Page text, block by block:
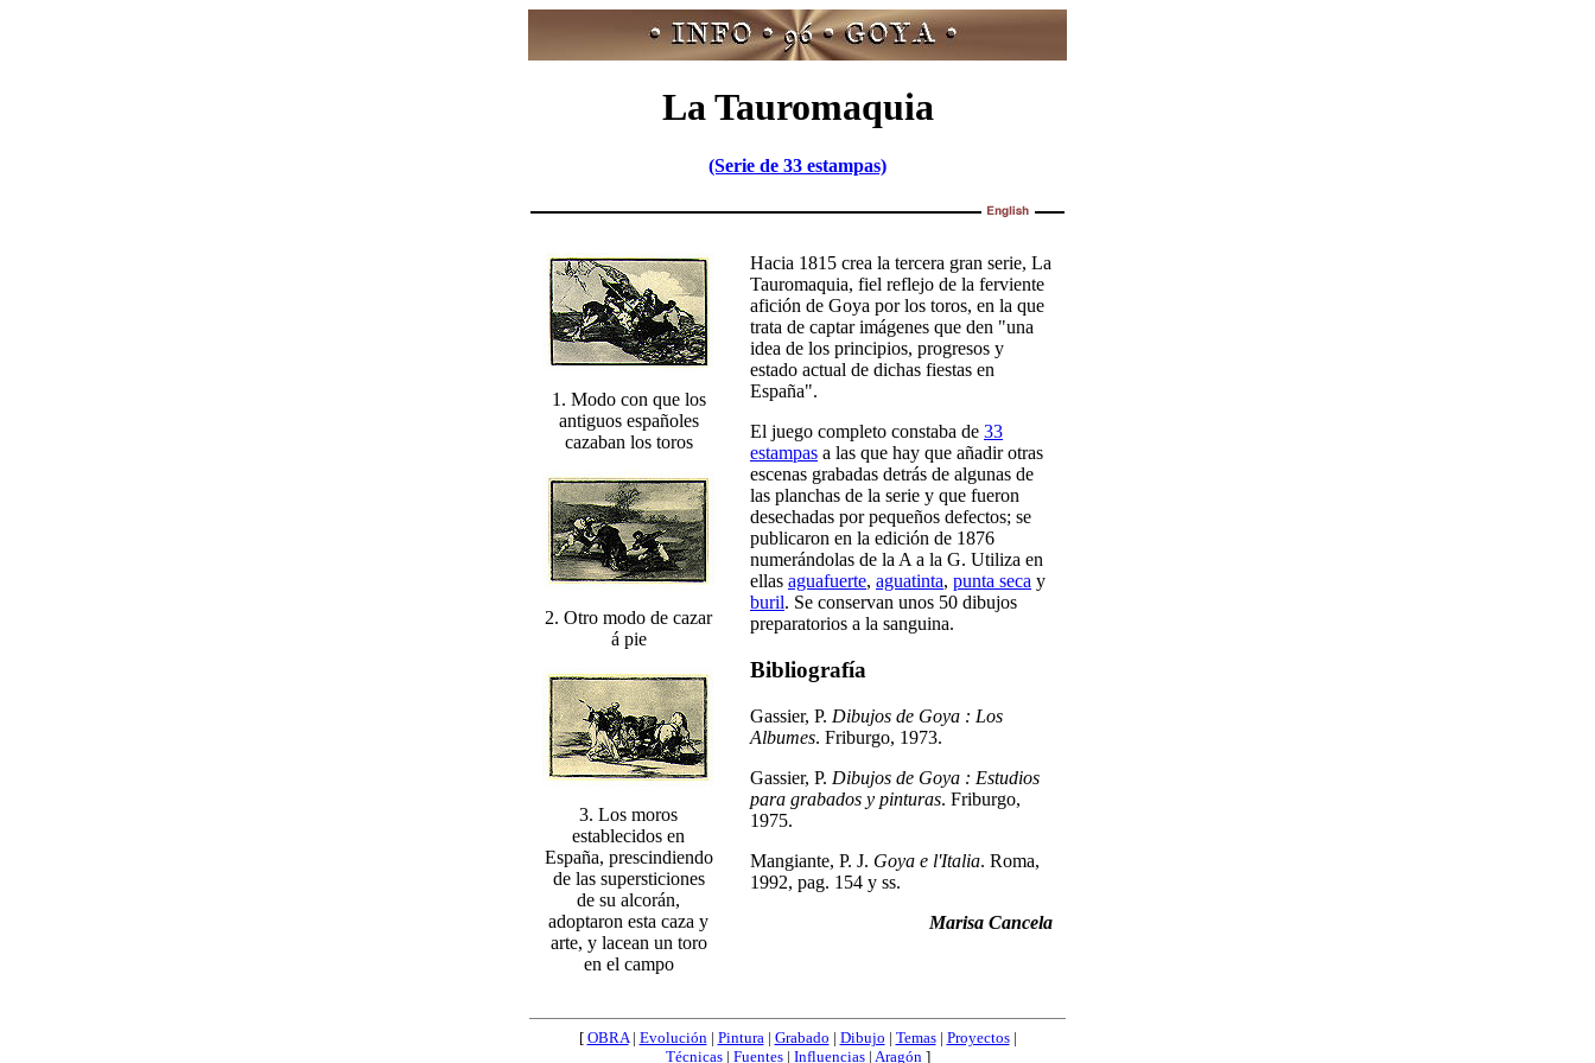
La Tauromaquia
(Serie de 33 estampas)
Hacia 1815 crea la tercera gran serie, La
Tauromaquia, fiel reflejo de la ferviente
afición de Goya por los toros, en la que
trata de captar imágenes que den "una
idea de los principios, progresos y
estado actual de dichas fiestas en
España".
El juego completo constaba de 33
estampas a las que hay que añadir otras
escenas grabadas detrás de algunas de
las planchas de la serie y que fueron
desechadas por pequeños defectos; se
publicaron en la edición de 1876
numerándolas de la A a la G. Utiliza en
ellas aguafuerte, aguatinta, punta seca y
buril. Se conservan unos 50 dibujos
preparatorios a la sanguina.
Bibliografía
Gassier, P. Dibujos de Goya : Los
Albumes. Friburgo, 1973.
Gassier, P. Dibujos de Goya : Estudios
para grabados y pinturas. Friburgo,
1975.
Mangiante, P. J. Goya e l'Italia. Roma,
1992, pag. 154 y ss.
Marisa Cancela
1. Modo con que los
antiguos españoles
cazaban los toros
2. Otro modo de cazar
á pie
3. Los moros
establecidos en
España, prescindiendo
de las supersticiones
de su alcorán,
adoptaron esta caza y
arte, y lacean un toro
en el campo
[ OBRA| Evolución| Pintura| Grabado | Dibujo | Temas| Proyectos|
Técnicas| Fuentes| Influencias| Aragón]